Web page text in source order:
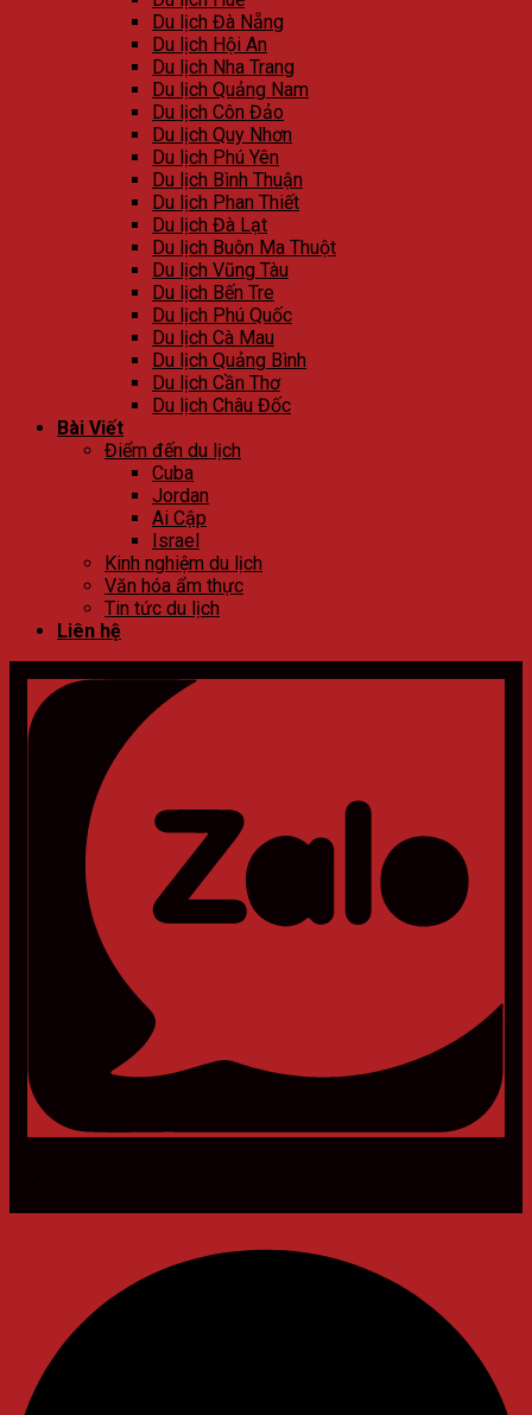
Du lịch Đà Nẵng
Du lịch Hội An
Du lịch Nha Trang
Du lịch Quảng Nam
Du lịch Côn Đảo
Du lịch Quy Nhơn
Du lịch Phú Yên
Du lịch Bình Thuận
Du lịch Phan Thiết
Du lịch Đà Lạt
Du lịch Buôn Ma Thuột
Du lịch Vũng Tàu
Du lịch Bến Tre
Du lịch Phú Quốc
Du lịch Cà Mau
Du lịch Quảng Bình
Du lịch Cần Thơ
Du lịch Châu Đốc
Bài Viết
Điểm đến du lịch
Cuba
Jordan
Ai Cập
Israel
Kinh nghiệm du lịch
Văn hóa ẩm thực
Tin tức du lịch
Liên hệ
Messenger